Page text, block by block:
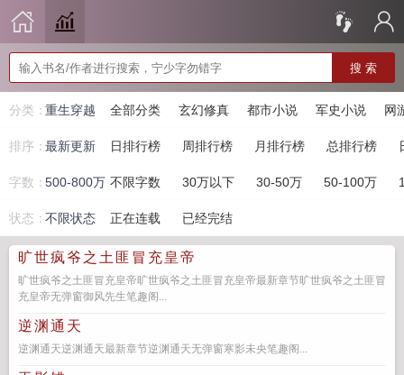
搜 索
分类： 全部分类 玄幻修真
重生穿越 都市小说 军史小说 网
排序： 日排行榜 周排行榜 月排行榜 总排行榜
最新更新
字数： 不限字数 30万以下 30-50万 50-100万
500-800万
状态：不限状态 正在连载 已经完结
旷世疯爷之土匪冒充皇帝
旷世疯爷之土匪冒充皇帝旷世疯爷之土匪冒充皇帝最新章节旷世疯爷之土匪冒
充皇帝无弹窗御风先生笔趣阁...
逆渊通天
逆渊通天逆渊通天最新章节逆渊通天无弹窗寒影未央笔趣阁...